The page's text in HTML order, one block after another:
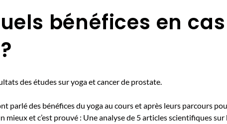
bénéfices en
des études sur yoga et cancer de prostate.
parlé des bénéfices du yoga au cours et après leurs parcours
mieux et c’est prouvé : Une analyse de 5 articles scientifiques